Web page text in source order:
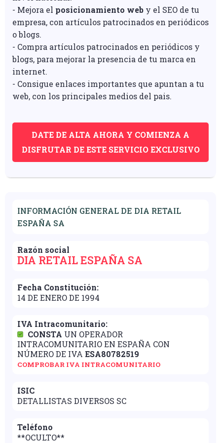
- Mejora el posicionamiento web y el SEO de tu
empresa, con artículos patrocinados en periódicos
o blogs.
- Compra artículos patrocinados en periódicos y
blogs, para mejorar la presencia de tu marca en
internet.
- Consigue enlaces importantes que apuntan a tu
web, con los principales medios del pais.
DATE DE ALTA AHORA Y COMIENZA A
DISFRUTAR DE ESTE SERVICIO EXCLUSIVO
INFORMACIÓN GENERAL DE DIA RETAIL
ESPAÑA SA
Razón social
DIA RETAIL ESPAÑA SA
Fecha Constitución:
14 DE ENERO DE 1994
IVA Intracomunitario:
CONSTA UN OPERADOR
INTRACOMUNITARIO EN ESPAÑA CON
NÚMERO DE IVA ESA80782519
COMPROBAR IVA INTRACOMUNITARIO
ISIC
DETALLISTAS DIVERSOS SC
Teléfono
**OCULTO**